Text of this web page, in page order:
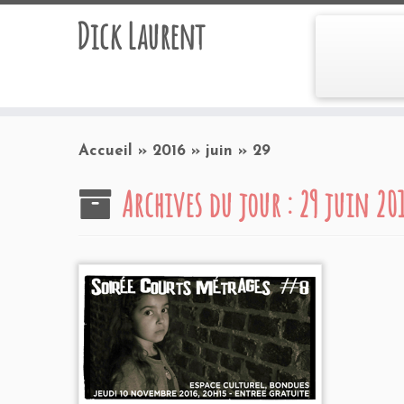
Dick Laurent
Accueil » 2016 » juin » 29
Archives du jour :29 juin